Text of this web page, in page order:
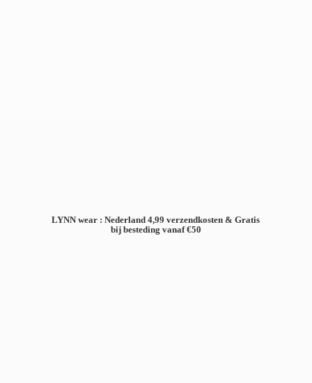
LYNN wear : Nederland 4,99 verzendkosten & Gratis
bij besteding vanaf €50